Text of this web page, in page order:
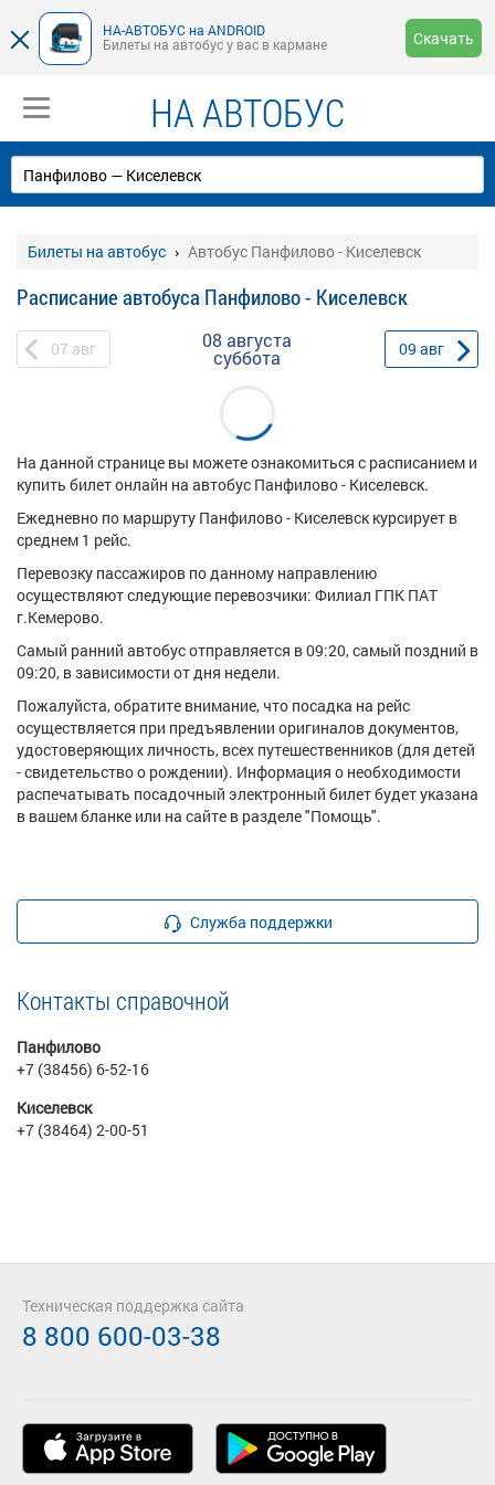
НА-АВТОБУС на ANDROID
Билеты на автобус у вас в кармане
Скачать
НА АВТОБУС
Билеты на автобус Автобус Панфилово - Киселевск
Расписание автобуса Панфилово - Киселевск
07 авг 08 августа
суббота 09 авг
На данной странице вы можете ознакомиться с расписанием и
купить билет онлайн на автобус Панфилово - Киселевск.
Ежедневно по маршруту Панфилово - Киселевск курсирует в
среднем 1 рейс.
Перевозку пассажиров по данному направлению
осуществляют следующие перевозчики: Филиал ГПК ПАТ
г.Кемерово.
Самый ранний автобус отправляется в 09:20, самый поздний в
09:20, в зависимости от дня недели.
Пожалуйста, обратите внимание, что посадка на рейс
осуществляется при предъявлении оригиналов документов,
удостоверяющих личность, всех путешественников (для детей
- свидетельство о рождении). Информация о необходимости
распечатывать посадочный электронный билет будет указана
в вашем бланке или на сайте в разделе "Помощь".
Служба поддержки
Контакты справочной
Панфилово
+7 (38456) 6-52-16
Киселевск
+7 (38464) 2-00-51
Техническая поддержка сайта
8 800 600-03-38